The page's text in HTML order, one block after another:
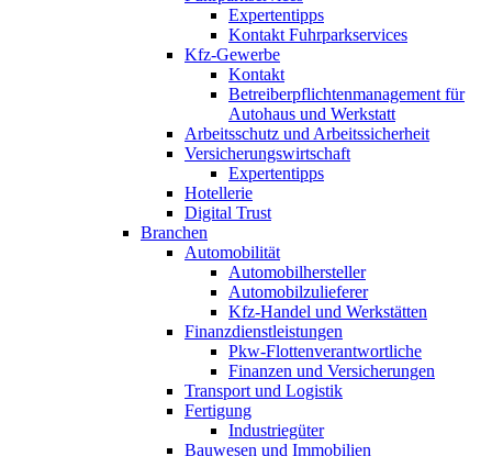
Expertentipps
Kontakt Fuhrparkservices
Kfz-Gewerbe
Kontakt
Betreiberpflichtenmanagement für
Autohaus und Werkstatt
Arbeitsschutz und Arbeitssicherheit
Versicherungswirtschaft
Expertentipps
Hotellerie
Digital Trust
Branchen
Automobilität
Automobilhersteller
Automobilzulieferer
Kfz-Handel und Werkstätten
Finanzdienstleistungen
Pkw‑Flottenverantwortliche
Finanzen und Versicherungen
Transport und Logistik
Fertigung
Industriegüter
Bauwesen und Immobilien